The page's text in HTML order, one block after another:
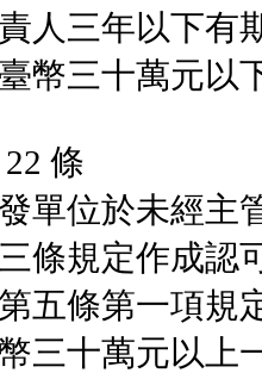
人三年以下有
幣三十萬元以
條
單位於未經主
條規定作成認
五條第一項規
三十萬元以上